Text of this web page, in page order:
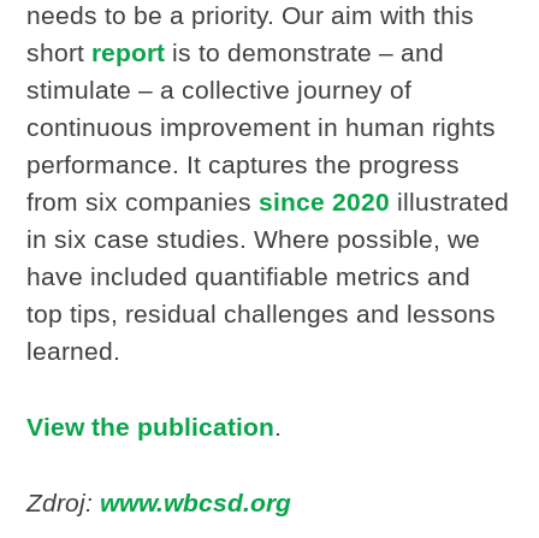
needs to be a priority. Our aim with this
short report is to demonstrate – and
stimulate – a collective journey of
continuous improvement in human rights
performance. It captures the progress
from six companies since 2020 illustrated
in six case studies. Where possible, we
have included quantifiable metrics and
top tips, residual challenges and lessons
learned.
View the publication.
Zdroj: www.wbcsd.org